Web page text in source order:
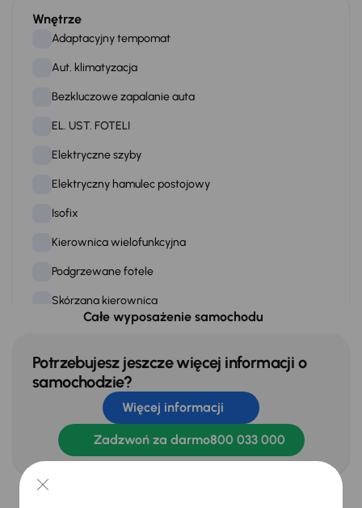
zapewnia maksymalną ochronę bierną i czynną w każdej
sytuacji.
Wieloletnia gwarancja fabryczna
Zaufanie do precyzyjnego wykonania i niezawodności
technologii potwierdzamy ponadstandardową gwarancją
fabryczną. Finansowanie dopasowane do potrzeb osób
prywatnych i firm oraz ubezpieczenie u renomowanych,
lokalnych partnerów są oczywistością.
Wnętrze
Adaptacyjny tempomat
Aut. klimatyzacja
Bezkluczowe zapalanie auta
EL. UST. FOTELI
Elektryczne szyby
Elektryczny hamulec postojowy
Isofix
Kierownica wielofunkcyjna
Podgrzewane fotele
Skórzana kierownica
Stereo
Stop Start systém
WSP. KIEROWNICY
Zamek centralny
Całe wyposażenie samochodu
Potrzebujesz jeszcze więcej informacji o
samochodzie?
Więcej informacji
Zadzwoń za darmo800 033 000